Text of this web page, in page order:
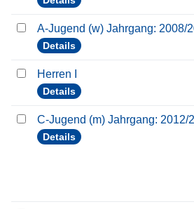
A-Jugend (w) Jahrgang: 2008/
Details
Herren I
Details
C-Jugend (m) Jahrgang: 2012/
Details